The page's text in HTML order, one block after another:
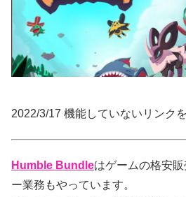
2022/3/17 機能していないリンク
Humble Bundleはゲームの格安
ー業務もやっています。